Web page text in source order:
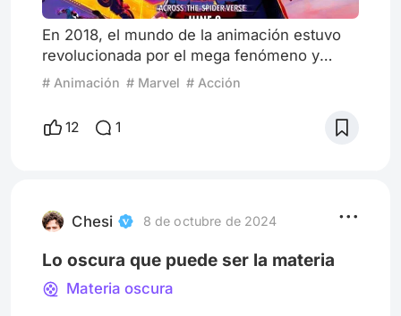
En 2018, el mundo de la animación estuvo
revolucionada por el mega fenómeno y
clásico moderno que se convirtió “Spider-
permitió que el publico que en general no
estaba familiarizado con el concepto del
UCM y DC comenzaran a tr
# Animación # Marvel # Acción
12 1
Chesi 8 de octubre de 2024
Lo oscura que puede ser la materia
Materia oscura